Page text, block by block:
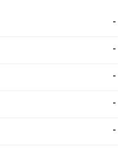
-
-
-
-
-